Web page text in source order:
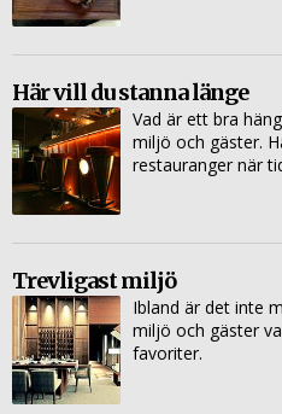
Här vill du stanna länge
Vad är ett bra
miljö och gäster.
restauranger när
Trevligast miljö
Ibland är det inte
miljö och gäster
favoriter.